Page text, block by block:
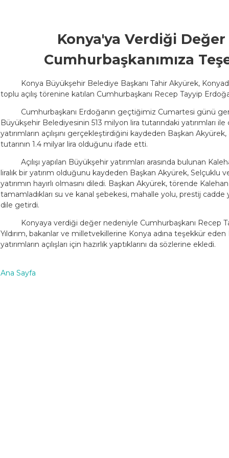
Konya'ya Verdiği
Cumhurbaşkanımıza
Konya Büyükşehir Belediye Başkanı Tahir Akyürek,
toplu açılış törenine katılan Cumhurbaşkanı Recep Tayyip
Cumhurbaşkanı Erdoğanın geçtiğimiz Cumartesi günü
Büyükşehir Belediyesinin 513 milyon lira tutarındaki yatırımları
yatırımların açılışını gerçekleştirdiğini kaydeden Başkan Akyürek,
tutarının 1.4 milyar lira olduğunu ifade etti.
Açılışı yapılan Büyükşehir yatırımları arasında bulunan
liralık bir yatırım olduğunu kaydeden Başkan Akyürek, Selçuklu
yatırımın hayırlı olmasını diledi. Başkan Akyürek, törende
tamamladıkları su ve kanal şebekesi, mahalle yolu, prestij cadde
dile getirdi.
Konyaya verdiği değer nedeniyle Cumhurbaşkanı Recep
Yıldırım, bakanlar ve milletvekillerine Konya adına teşekkür
yatırımların açılışları için hazırlık yaptıklarını da sözlerine ekledi.
Ana Sayfa